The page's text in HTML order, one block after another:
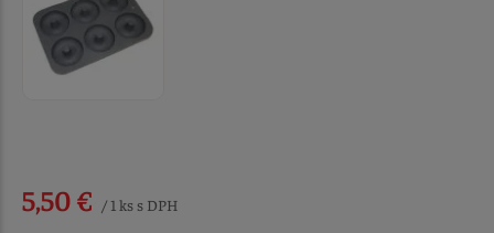
5,50 € / 1 ks s DPH